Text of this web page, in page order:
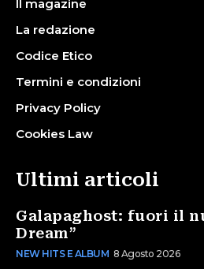
Il magazine
La redazione
Codice Etico
Termini e condizioni
Privacy Policy
Cookies Law
Ultimi articoli
Galapaghost: fuori il
Dream”
NEW HITS E ALBUM 8 Agosto 2026